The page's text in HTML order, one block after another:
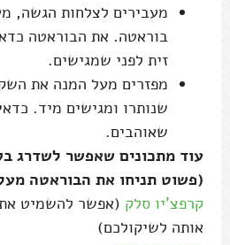
מעבירים לצלחות הגשה,
בוראטה. את הבוראטה
זית לפני שמגישים.
מפזרים מעל המנה את
שנותרו ומגישים מיד.
שאוהבים.
עוד מתכונים שאפשר לשדרג
(פשוט תניחו את הבוראטה
קרפצ'יו סלק (אפשר להשמיט
אותה לשיקולכם)